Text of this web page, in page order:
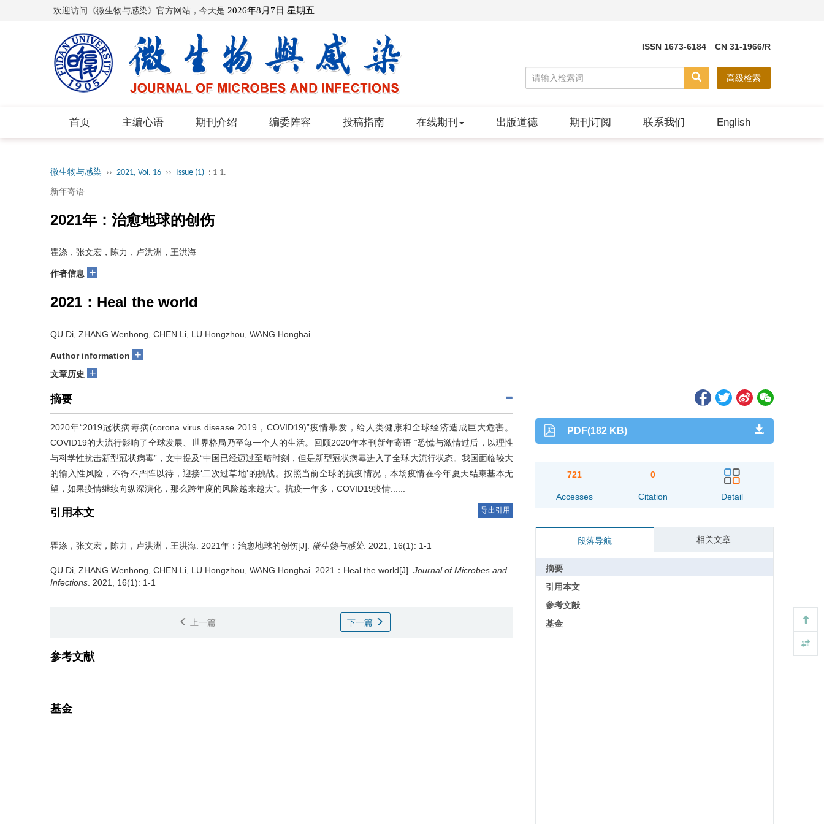
欢迎访问《微生物与感染》官方网站，今天是 2026年8月7日 星期五
ISSN 1673-6184 CN 31-1966/R
高级检索
首页 主编心语 期刊介绍 编委阵容 投稿指南 在线期刊 出版道德 期刊订阅 联系我们 English
微生物与感染 ›› 2021, Vol. 16 ›› Issue (1) : 1-1.
新年寄语
2021年：治愈地球的创伤
瞿涤，张文宏，陈力，卢洪洲，王洪海
作者信息 +
2021：Heal the world
QU Di, ZHANG Wenhong, CHEN Li, LU Hongzhou, WANG Honghai
Author information +
文章历史 +
摘要
2020年“2019冠状病毒病(corona virus disease 2019，COVID­19)”疫情暴发，给人类健康和全球经济造成巨大危害。
COVID­19的大流行影响了全球发展、世界格局乃至每一个人的生活。回顾2020年本刊新年寄语 “恐慌与激情过后，以理性
与科学性抗击新型冠状病毒”，文中提及“中国已经迈过至暗时刻，但是新型冠状病毒进入了全球大流行状态。我国面临较大
的输入性风险，不得不严阵以待，迎接‘二次过草地’的挑战。按照当前全球的抗疫情况，本场疫情在今年夏天结束基本无
望，如果疫情继续向纵深演化，那么跨年度的风险越来越大”。抗疫一年多，COVID­19疫情......
引用本文 导出引用
瞿涤，张文宏，陈力，卢洪洲，王洪海. 2021年：治愈地球的创伤[J]. 微生物与感染. 2021, 16(1): 1-1
QU Di, ZHANG Wenhong, CHEN Li, LU Hongzhou, WANG Honghai. 2021：Heal the world[J]. Journal of Microbes and
Infections . 2021, 16(1): 1-1
上一篇 下一篇
参考文献
基金
PDF(182 KB)
721
Accesses
0
Citation Detail
段落导航 相关文章
摘要
引用本文
参考文献
基金